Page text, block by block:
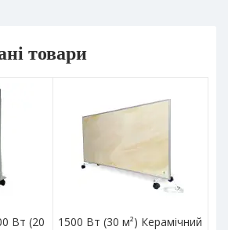
товари
Вт (20
1500 Вт (30 м²) Керамічний